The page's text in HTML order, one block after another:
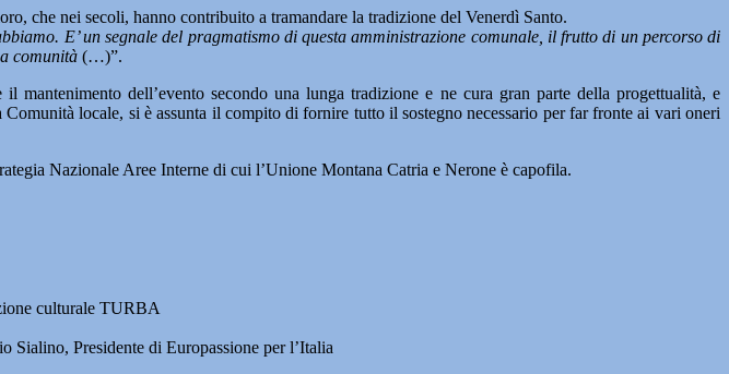
che nei secoli, hanno contribuito a tramandare la tradizione del Venerdì Santo.
E’ un segnale del pragmatismo di questa amministrazione comunale, il frutto di un percorso di
comunità (…)”.
dell’evento secondo una lunga tradizione e ne cura gran parte della progettualità, e
locale, si è assunta il compito di fornire tutto il sostegno necessario per far fronte ai vari oneri
Nazionale Aree Interne di cui l’Unione Montana Catria e Nerone è capofila.
culturale TURBA
Presidente di Europassione per l’Italia